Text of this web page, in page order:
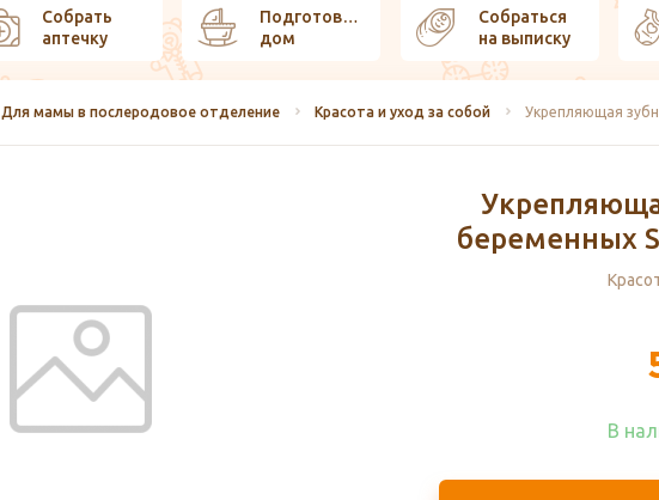
Собрать
аптечку
Подготовить
дом
Собраться
на выписку
Для мамы в послеродовое отделение Красота и уход за собой
беременных
В